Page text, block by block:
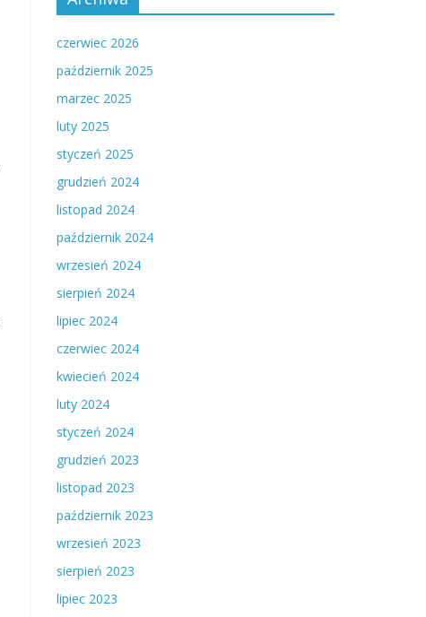
czerwiec 2026
październik 2025
marzec 2025
luty 2025
styczeń 2025
grudzień 2024
listopad 2024
październik 2024
wrzesień 2024
sierpień 2024
lipiec 2024
czerwiec 2024
kwiecień 2024
luty 2024
styczeń 2024
grudzień 2023
listopad 2023
październik 2023
wrzesień 2023
sierpień 2023
lipiec 2023